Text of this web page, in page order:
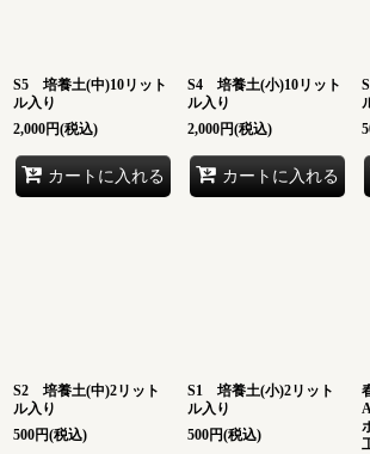
S5 培養土(中)10リット
ル入り
2,000円(税込)
カートに入れる
S4 培養土(小)10リット
ル入り
2,000円(税込)
カートに入れる
S2 培養土(中)2リット
ル入り
500円(税込)
S1 培養土(小)2リット
ル入り
500円(税込)